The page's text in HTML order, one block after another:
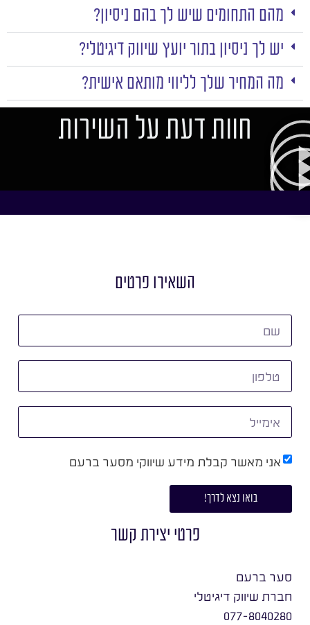
מהם התחומים שיש לך בהם ניסיון?
יש לך ניסיון בתור יועץ שיווק דיגיטלי?
מה המחיר שלך לליווי מותאם אישית?
חוות דעת על השירות
השאירו פרטים
אני מאשר קבלת מידע שיווקי מסער ברעם
בואו נצא לדרך!
פרטי יצירת קשר
סער ברעם
חברת שיווק דיגיטלי
077-8040280